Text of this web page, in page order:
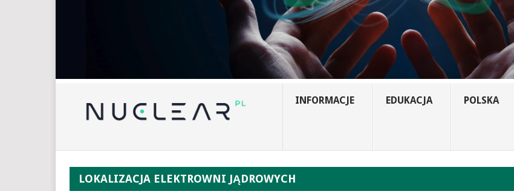
INFORMACJE EDUKACJA POLSKA
LOKALIZACJA ELEKTROWNI JĄDROWYCH